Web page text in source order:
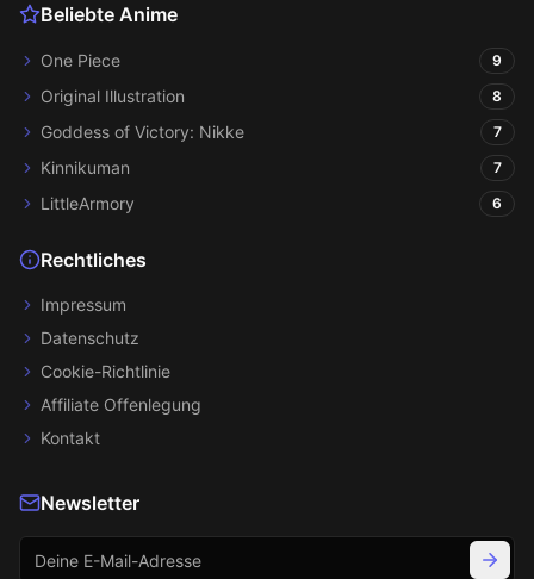
Beliebte Anime
One Piece 9
Original Illustration 8
Goddess of Victory: Nikke 7
Kinnikuman 7
LittleArmory 6
Rechtliches
Impressum
Datenschutz
Cookie-Richtlinie
Affiliate Offenlegung
Kontakt
Newsletter